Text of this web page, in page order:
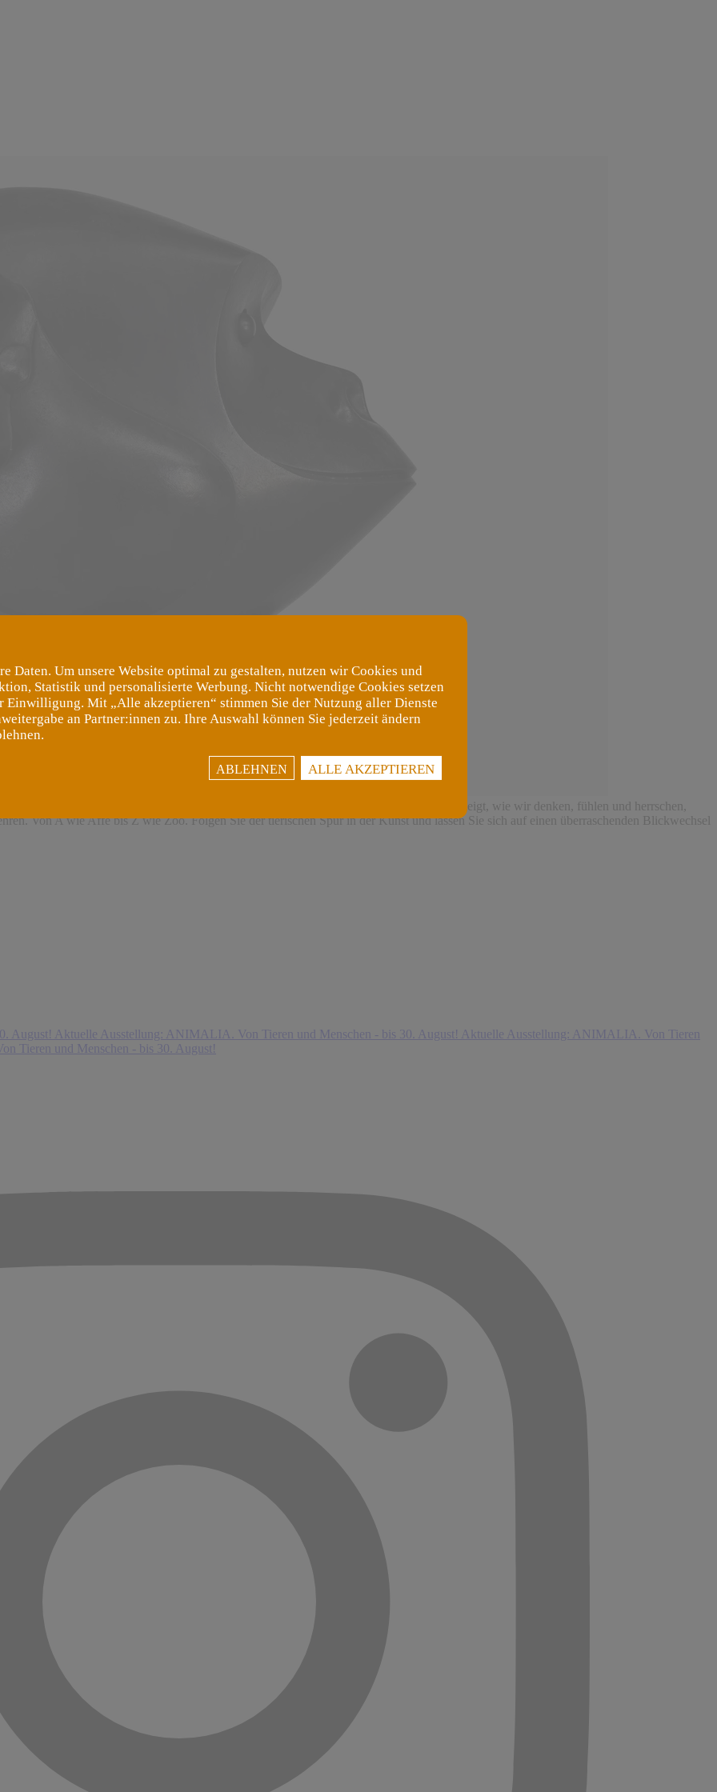
oder ungezügelte Macht. Während dieser Ausstellungstour führt das Tier die Regie! Es zeigt, wie wir denken, fühlen und herrschen,
Von A wie Affe bis Z wie Zoo. Folgen Sie der tierischen Spur in der Kunst und lassen Sie sich auf einen überraschenden Blickwechsel
August! Aktuelle Ausstellung: ANIMALIA. Von Tieren und Menschen - bis 30. August! Aktuelle Ausstellung: ANIMALIA. Von Tieren
Tieren und Menschen - bis 30. August!
Daten. Um unsere Website optimal zu gestalten, nutzen wir Cookies und
Statistik und personalisierte Werbung. Nicht notwendige Cookies setzen
Einwilligung. Mit „Alle akzeptieren“ stimmen Sie der Nutzung aller Dienste
an Partner:innen zu. Ihre Auswahl können Sie jederzeit ändern
ABLEHNEN ALLE AKZEPTIEREN